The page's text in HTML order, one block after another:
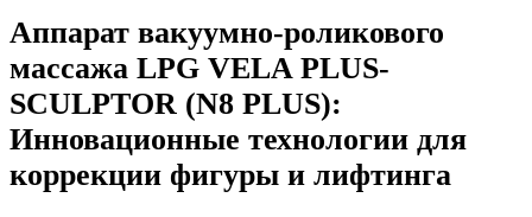
Аппарат вакуумно-роликового
массажа LPG VELA PLUS-
SCULPTOR (N8 PLUS):
Инновационные технологии для
коррекции фигуры и лифтинга